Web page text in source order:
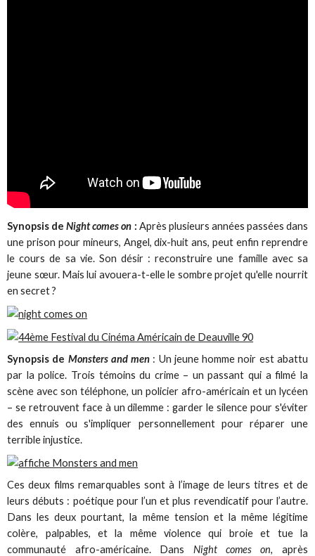
Synopsis de Night comes on : Après plusieurs années passées dans
une prison pour mineurs, Angel, dix-huit ans, peut enfin reprendre
le cours de sa vie. Son désir : reconstruire une famille avec sa
jeune sœur. Mais lui avouera-t-elle le sombre projet qu'elle nourrit
en secret ?
Synopsis de Monsters and men : Un jeune homme noir est abattu
par la police. Trois témoins du crime – un passant qui a filmé la
scène avec son téléphone, un policier afro-américain et un lycéen
– se retrouvent face à un dilemme : garder le silence pour s'éviter
des ennuis ou s'impliquer personnellement pour réparer une
terrible injustice.
Ces deux films remarquables sont à l’image de leurs titres et de
leurs débuts : poétique pour l’un et plus revendicatif pour l’autre.
Dans les deux pourtant, la même tension et la même légitime
colère, palpables, et la même violence qui broie et tue la
communauté afro-américaine. Dans Night comes on, après